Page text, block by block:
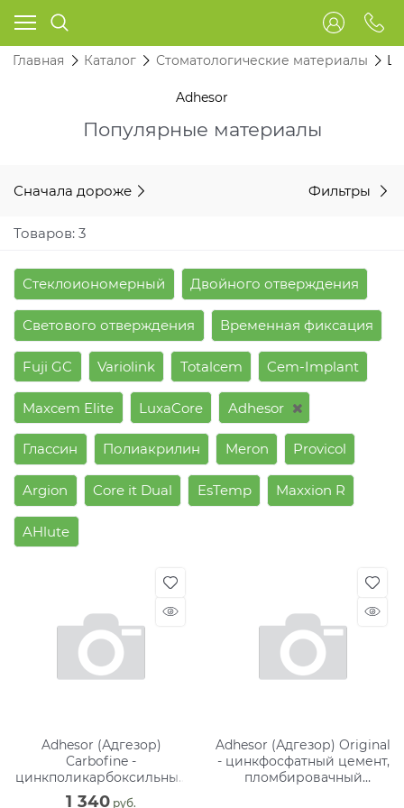
Главная Каталог Стоматологические материалы
Adhesor
Популярные материалы
Сначала дороже Фильтры
Товаров: 3
Стеклоиономерный Двойного отверждения
Светового отверждения Временная фиксация
Fuji GC Variolink Totalcem Cem-Implant
Maxcem Elite LuxaCore Adhesor
Глассин Полиакрилин Meron Provicol
Argion Core it Dual EsTemp Maxxion R
AHlute
Adhesor (Адгезор)
Carbofine -
цинкполикарбоксильный
цемент для подкладок (80
1 340 руб.
Adhesor (Адгезор) Original
- цинкфосфатный цемент,
пломбировачный